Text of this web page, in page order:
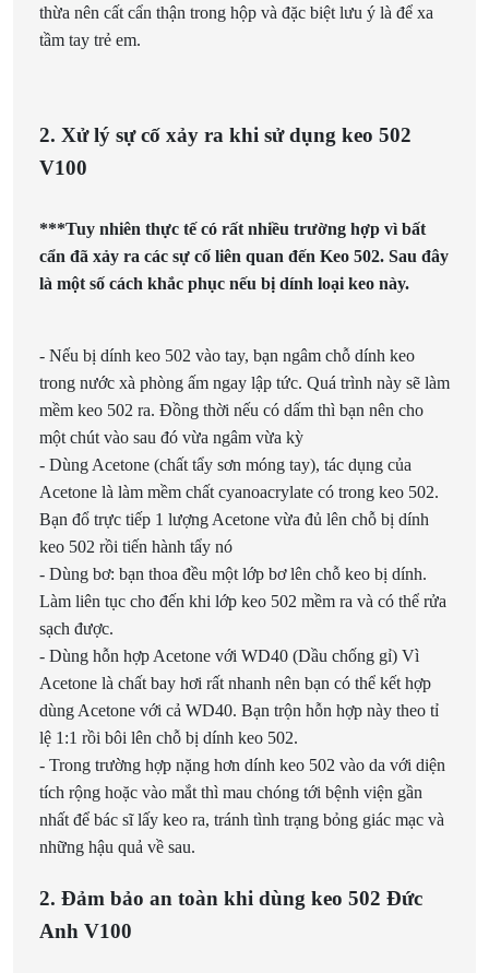
thừa nên cất cẩn thận trong hộp và đặc biệt lưu ý là để xa
tầm tay trẻ em.
2. Xử lý sự cố xảy ra khi sử dụng keo 502
V100
***Tuy nhiên thực tế có rất nhiều trường hợp vì bất
cẩn đã xảy ra các sự cố liên quan đến Keo 502. Sau đây
là một số cách khắc phục nếu bị dính loại keo này.
- Nếu bị dính keo 502 vào tay, bạn ngâm chỗ dính keo
trong nước xà phòng ấm ngay lập tức. Quá trình này sẽ làm
mềm keo 502 ra. Đồng thời nếu có dấm thì bạn nên cho
một chút vào sau đó vừa ngâm vừa kỳ
- Dùng Acetone (chất tẩy sơn móng tay), tác dụng của
Acetone là làm mềm chất cyanoacrylate có trong keo 502.
Bạn đổ trực tiếp 1 lượng Acetone vừa đủ lên chỗ bị dính
keo 502 rồi tiến hành tẩy nó
- Dùng bơ: bạn thoa đều một lớp bơ lên chỗ keo bị dính.
Làm liên tục cho đến khi lớp keo 502 mềm ra và có thể rửa
sạch được.
- Dùng hỗn hợp Acetone với WD40 (Dầu chống gỉ) Vì
Acetone là chất bay hơi rất nhanh nên bạn có thể kết hợp
dùng Acetone với cả WD40. Bạn trộn hỗn hợp này theo tỉ
lệ 1:1 rồi bôi lên chỗ bị dính keo 502.
- Trong trường hợp nặng hơn dính keo 502 vào da với diện
tích rộng hoặc vào mắt thì mau chóng tới bệnh viện gần
nhất để bác sĩ lấy keo ra, tránh tình trạng bỏng giác mạc và
những hậu quả về sau.
2. Đảm bảo an toàn khi dùng keo 502 Đức
Anh V100